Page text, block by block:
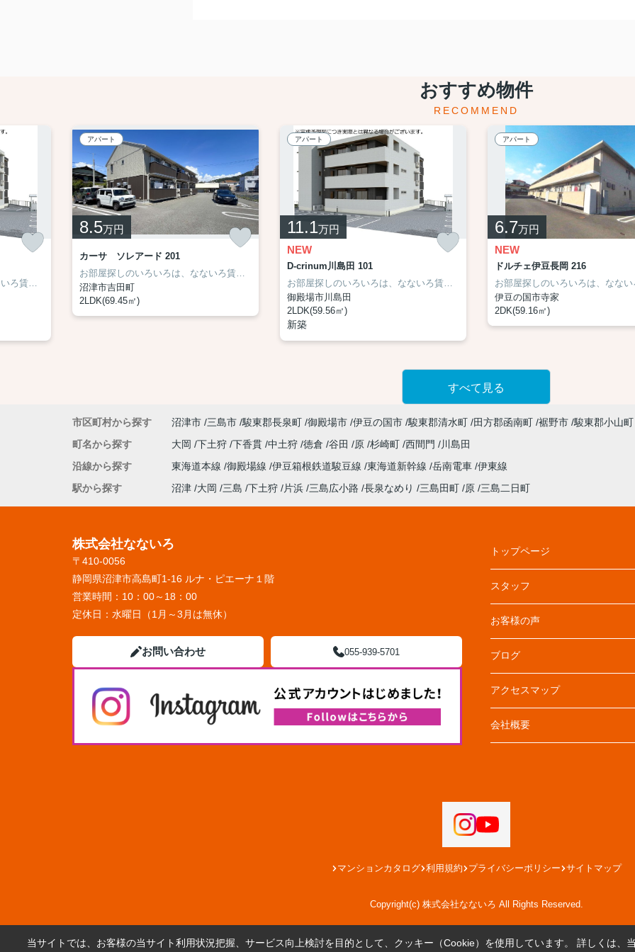
おすすめ物件
RECOMMEND
お部屋探しのいろいろは、なないろ賃貸まで☆
アパート
8.5万円
カーサ ソレアード 201
お部屋探しのいろいろは、なないろ賃貸まで☆
沼津市吉田町
2LDK(69.45㎡)
アパート
11.1万円
NEW
D-crinum川島田 101
お部屋探しのいろいろは、なないろ賃貸まで☆
御殿場市川島田
2LDK(59.56㎡)
新築
アパート
6.7万円
NEW
ドルチェ伊豆長岡 216
伊豆の国市寺家
2DK(59.16㎡)
すべて見る
市区町村から探す 沼津市 三島市 駿東郡長泉町 御殿場市 伊豆の国市 駿東郡清水町 田方郡函南町 裾野市 駿東郡小山町
町名から探す
大岡 下土狩 下香貫 中土狩 徳倉 谷田 原 杉崎町 西間門
川島田
沿線から探す
東海道本線 御殿場線 伊豆箱根鉄道駿豆線 東海道新幹線 岳南電車 伊東線
駅から探す
沼津 大岡 三島 下土狩 片浜 三島広小路 長泉なめり 三島田町 原 三島二日町
株式会社なないろ
〒410-0056
静岡県沼津市高島町1-16 ルナ・ピエーナ１階
営業時間： 10：00～18：00
定休日： 水曜日（1月～3月は無休）
お問い合わせ 055-939-5701
トップページ
スタッフ
お客様の声
ブログ
アクセスマップ
会社概要
マンションカタログ 利用規約 プライバシーポリシー サイトマップ
Copyright(c) 株式会社なないろ All Rights Reserved.
当サイトでは、お客様の当サイト利用状況把握、サービス向上検討を目的として、クッキー（Cookie）を使用しています。 詳しくは、